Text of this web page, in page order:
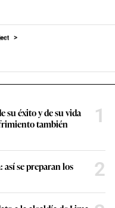
su éxito y de su vida
también
1
se preparan los
2